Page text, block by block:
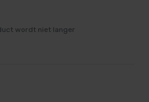
wordt niet langer